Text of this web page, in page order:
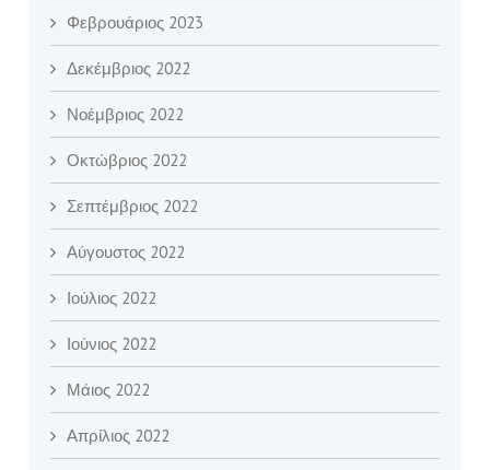
Φεβρουάριος 2023
Δεκέμβριος 2022
Νοέμβριος 2022
Οκτώβριος 2022
Σεπτέμβριος 2022
Αύγουστος 2022
Ιούλιος 2022
Ιούνιος 2022
Μάιος 2022
Απρίλιος 2022